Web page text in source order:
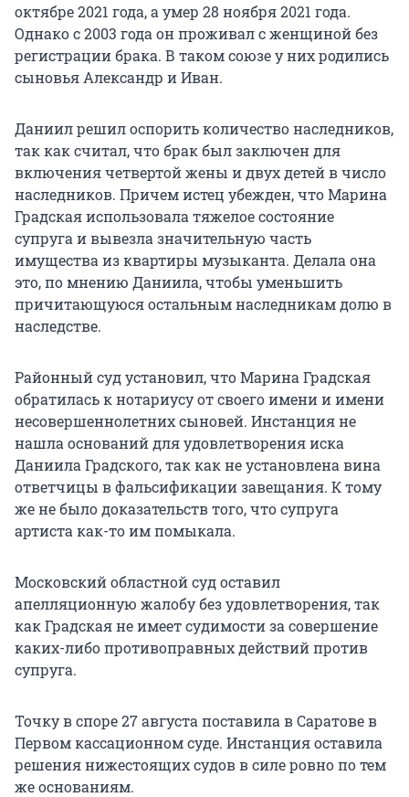
октябре 2021 года, а умер 28 ноября 2021 года.
Однако с 2003 года он проживал с женщиной без
регистрации брака. В таком союзе у них родились
сыновья Александр и Иван.
Даниил решил оспорить количество наследников,
так как считал, что брак был заключен для
включения четвертой жены и двух детей в число
наследников. Причем истец убежден, что Марина
Градская использовала тяжелое состояние
супруга и вывезла значительную часть
имущества из квартиры музыканта. Делала она
это, по мнению Даниила, чтобы уменьшить
причитающуюся остальным наследникам долю в
наследстве.
Районный суд установил, что Марина Градская
обратилась к нотариусу от своего имени и имени
несовершеннолетних сыновей. Инстанция не
нашла оснований для удовлетворения иска
Даниила Градского, так как не установлена вина
ответчицы в фальсификации завещания. К тому
же не было доказательств того, что супруга
артиста как-то им помыкала.
Московский областной суд оставил
апелляционную жалобу без удовлетворения, так
как Градская не имеет судимости за совершение
каких-либо противоправных действий против
супруга.
Точку в споре 27 августа поставила в Саратове в
Первом кассационном суде. Инстанция оставила
решения нижестоящих судов в силе ровно по тем
же основаниям.